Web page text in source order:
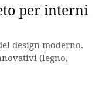
per interni
design moderno.
(legno,